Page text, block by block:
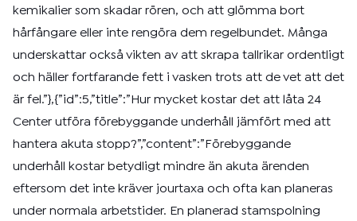
kemikalier som skadar rören, och att glömma bort
hårfångare eller inte rengöra dem regelbundet. Många
underskattar också vikten av att skrapa tallrikar ordentligt
och häller fortfarande fett i vasken trots att de vet att det
är fel.”},{”id”:5,”title”:”Hur mycket kostar det att låta 24
Center utföra förebyggande underhåll jämfört med att
hantera akuta stopp?”,”content”:”Förebyggande
underhåll kostar betydligt mindre än akuta ärenden
eftersom det inte kräver jourtaxa och ofta kan planeras
under normala arbetstider. En planerad stamspolning